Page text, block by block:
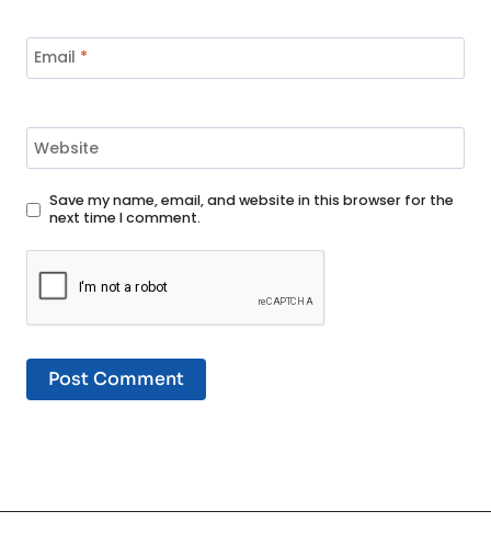
Email *
Website
Save my name, email, and website in this browser for the
next time I comment.